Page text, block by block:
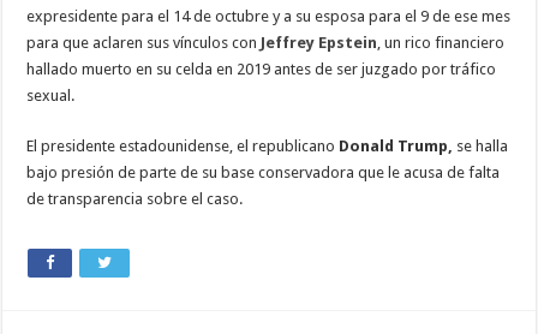
expresidente para el 14 de octubre y a su esposa para el 9 de ese mes
para que aclaren sus vínculos con Jeffrey Epstein , un rico financiero
hallado muerto en su celda en 2019 antes de ser juzgado por tráfico
sexual.
El presidente estadounidense, el republicano Donald Trump, se halla
bajo presión de parte de su base conservadora que le acusa de falta
de transparencia sobre el caso.